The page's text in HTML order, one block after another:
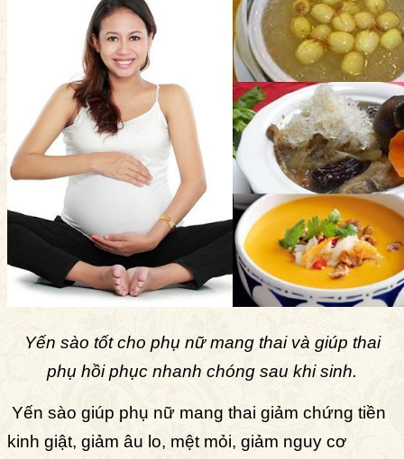
Yến sào tốt cho phụ nữ mang thai và giúp thai
phụ hồi phục nhanh chóng sau khi sinh.
Yến sào giúp phụ nữ mang thai giảm chứng tiền
kinh giật, giảm âu lo, mệt mỏi, giảm nguy cơ